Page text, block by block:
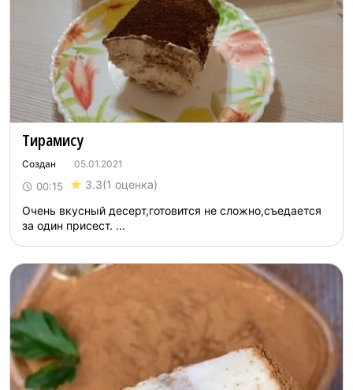
Тирамису
Создан 05.01.2021
00:15 3.3(1 оценка)
Очень вкусный десерт,готовится не сложно,съедается
за один присест. ...